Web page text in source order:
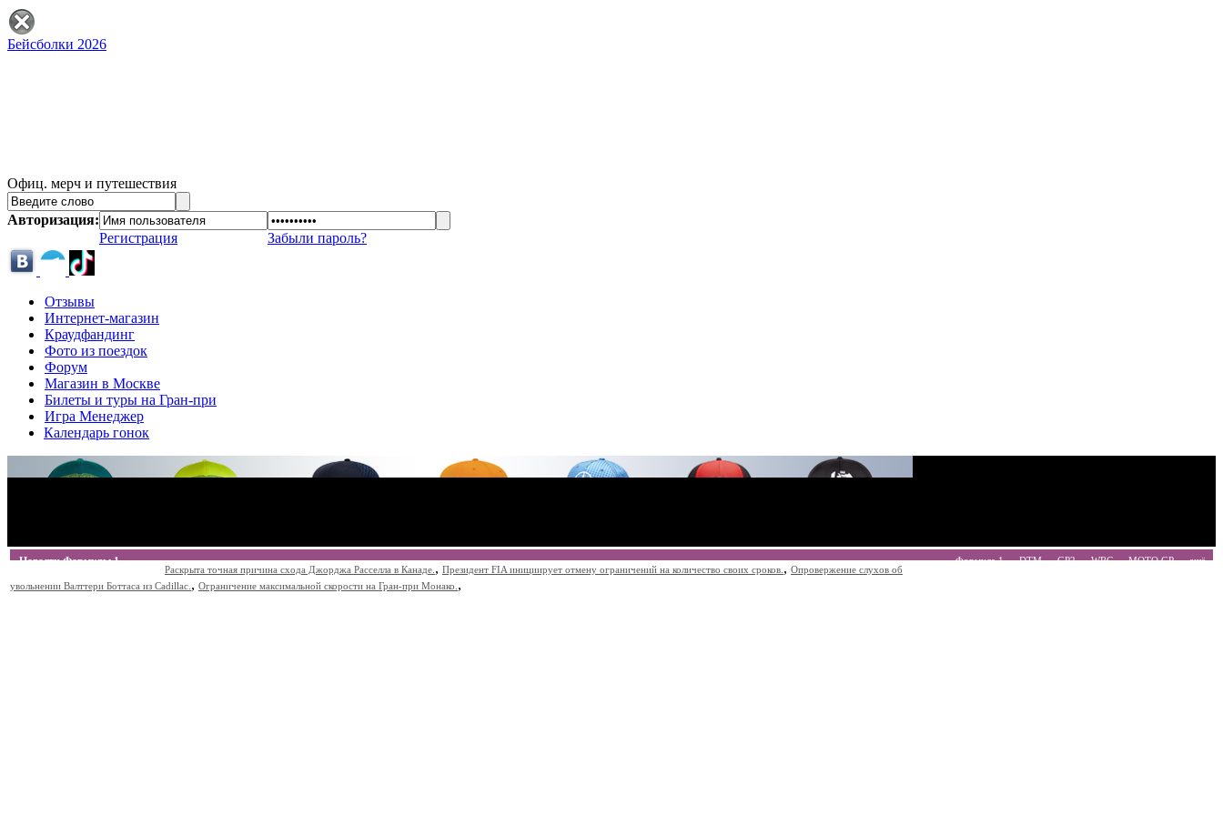
Бейсболки 2026
Офиц. мерч и путешествия
Авторизация:
Регистрация
Забыли пароль?
Отзывы
Интернет-магазин
Краудфандинг
Фото из поездок
Форум
Магазин в Москве
Билеты и туры на Гран-при
Игра Менеджер
Календарь гонок
Новости Формулы 1 Формула 1 DTM GP2 WRC MOTO GP
ещё
Раскрыта точная причина схода Джорджа Расселла в Канаде. , Президент FIA инициирует отмену ограничений на количество своих сроков. , Опровержение слухов об
увольнении Валттери Боттаса из Cadillac. , Ограничение максимальной скорости на Гран-при Монако. ,